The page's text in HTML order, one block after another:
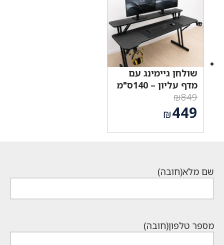
₪489.
שולחן גיימינג עם
מדף עליון – 140ס"מ
₪849
המחיר
המקורי
היה:
₪449
שם מלא(חובה)
מספר טלפון(חובה)